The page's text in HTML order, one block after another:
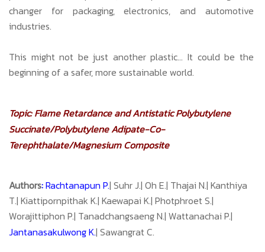
changer for packaging, electronics, and automotive
industries.
This might not be just another plastic… It could be the
beginning of a safer, more sustainable world.
Topic: Flame Retardance and Antistatic Polybutylene
Succinate/Polybutylene Adipate-Co-
Terephthalate/Magnesium Composite
Authors:Rachtanapun P.| Suhr J.| Oh E.| Thajai N.| Kanthiya
T.| Kiattipornpithak K.| Kaewapai K.| Photphroet S.|
Worajittiphon P.| Tanadchangsaeng N.| Wattanachai P.|
Jantanasakulwong K.| Sawangrat C.